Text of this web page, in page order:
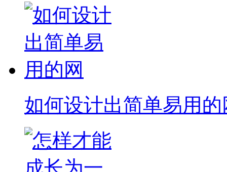
如何设计出简单易用的